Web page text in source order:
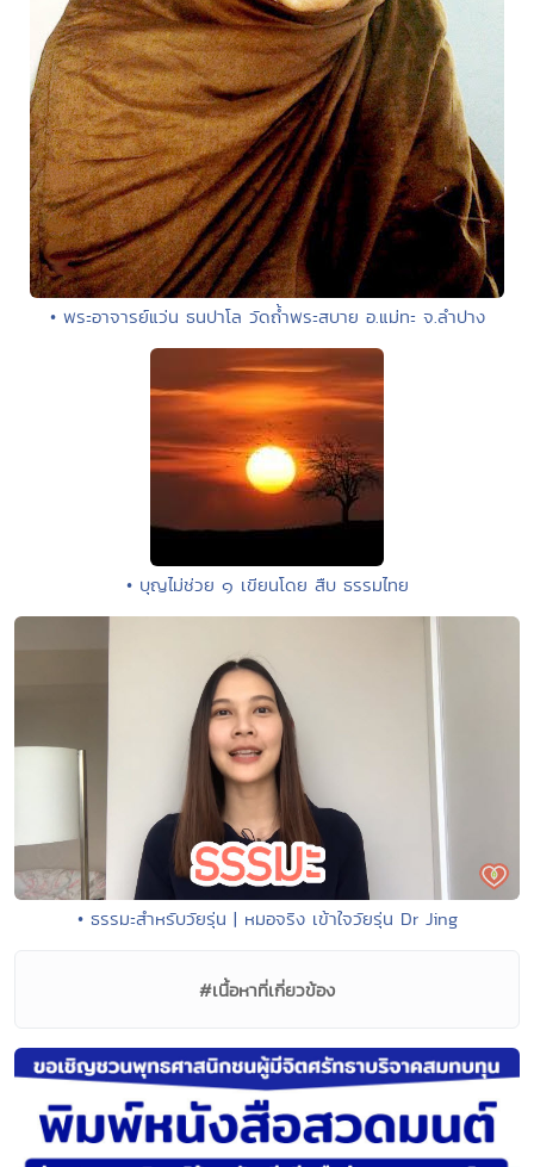
• พระอาจารย์แว่น ธนปาโล วัดถ้ำพระสบาย อ.แม่ทะ จ.ลำปาง
• บุญไม่ช่วย ๑ เขียนโดย สืบ ธรรมไทย
• ธรรมะสำหรับวัยรุ่น | หมอจริง เข้าใจวัยรุ่น Dr Jing
#เนื้อหาที่เกี่ยวข้อง